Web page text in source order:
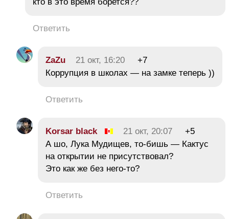
кто в это время борется??
Ответить
ZaZu 21 окт, 16:20
+7
Коррупция в школах — на замке теперь ))
Ответить
Korsar black 21 окт, 20:07
+5
А шо, Лука Мудищев, то-бишь — Кактус
на открытии не присутствовал?
Это как же без него-то?
Ответить